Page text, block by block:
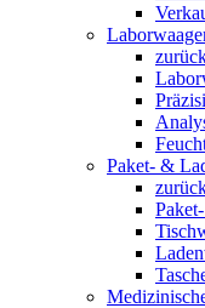
Paket- &